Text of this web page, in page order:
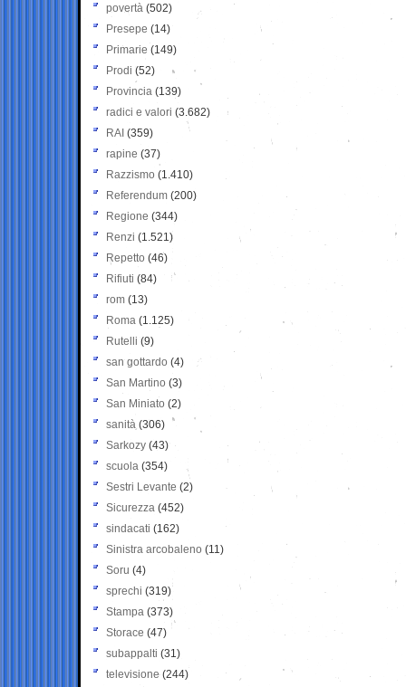
povertà (502)
Presepe (14)
Primarie (149)
Prodi (52)
Provincia (139)
radici e valori (3.682)
RAI (359)
rapine (37)
Razzismo (1.410)
Referendum (200)
Regione (344)
Renzi (1.521)
Repetto (46)
Rifiuti (84)
rom (13)
Roma (1.125)
Rutelli (9)
san gottardo (4)
San Martino (3)
San Miniato (2)
sanità (306)
Sarkozy (43)
scuola (354)
Sestri Levante (2)
Sicurezza (452)
sindacati (162)
Sinistra arcobaleno (11)
Soru (4)
sprechi (319)
Stampa (373)
Storace (47)
subappalti (31)
televisione(244)